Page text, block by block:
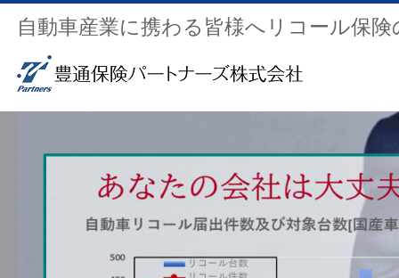
自動車産業に携わる皆様へリコール保険